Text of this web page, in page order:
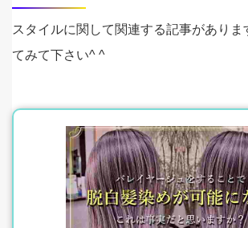
スタイルに関して関連する記事がありま
てみて下さい^ ^